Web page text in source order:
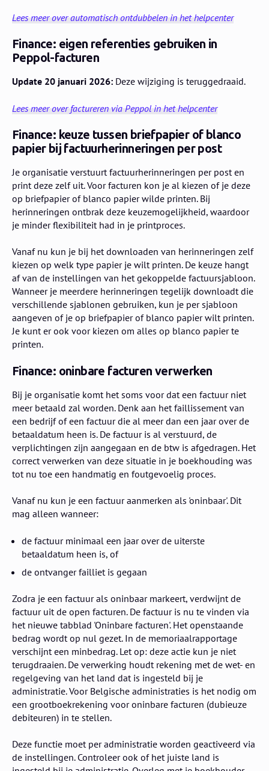
Lees meer over automatisch ontdubbelen in het helpcenter
Finance: eigen referenties gebruiken in
Peppol-facturen
Update 20 januari 2026: Deze wijziging is teruggedraaid.
Lees meer over factureren via Peppol in het helpcenter
Finance: keuze tussen briefpapier of blanco
papier bij factuurherinneringen per post
Je organisatie verstuurt factuurherinneringen per post en
print deze zelf uit. Voor facturen kon je al kiezen of je deze
op briefpapier of blanco papier wilde printen. Bij
herinneringen ontbrak deze keuzemogelijkheid, waardoor
je minder flexibiliteit had in je printproces.
Vanaf nu kun je bij het downloaden van herinneringen zelf
kiezen op welk type papier je wilt printen. De keuze hangt
af van de instellingen van het gekoppelde factuursjabloon.
Wanneer je meerdere herinneringen tegelijk downloadt die
verschillende sjablonen gebruiken, kun je per sjabloon
aangeven of je op briefpapier of blanco papier wilt printen.
Je kunt er ook voor kiezen om alles op blanco papier te
printen.
Finance: oninbare facturen verwerken
Bij je organisatie komt het soms voor dat een factuur niet
meer betaald zal worden. Denk aan het faillissement van
een bedrijf of een factuur die al meer dan een jaar over de
betaaldatum heen is. De factuur is al verstuurd, de
verplichtingen zijn aangegaan en de btw is afgedragen. Het
correct verwerken van deze situatie in je boekhouding was
tot nu toe een handmatig en foutgevoelig proces.
Vanaf nu kun je een factuur aanmerken als 'oninbaar'. Dit
mag alleen wanneer:
de factuur minimaal een jaar over de uiterste
betaaldatum heen is, of
de ontvanger failliet is gegaan
Zodra je een factuur als oninbaar markeert, verdwijnt de
factuur uit de open facturen. De factuur is nu te vinden via
het nieuwe tabblad 'Oninbare facturen'. Het openstaande
bedrag wordt op nul gezet. In de memoriaalrapportage
verschijnt een minbedrag. Let op: deze actie kun je niet
terugdraaien. De verwerking houdt rekening met de wet- en
regelgeving van het land dat is ingesteld bij je
administratie. Voor Belgische administraties is het nodig om
een grootboekrekening voor oninbare facturen (dubieuze
debiteuren) in te stellen.
Deze functie moet per administratie worden geactiveerd via
de instellingen. Controleer ook of het juiste land is